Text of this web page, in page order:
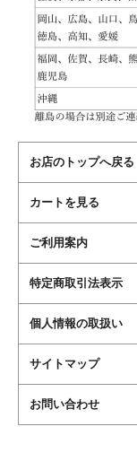
お店のトップへ戻る
カートを見る
ご利用案内
特定商取引法表示
個人情報の取扱い
サイトマップ
お問い合わせ